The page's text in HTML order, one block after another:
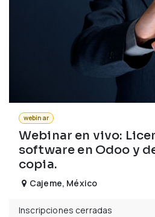
webinar
Webinar en vivo:
software en Odoo y
copia.
Cajeme, México
Inscripciones cerradas